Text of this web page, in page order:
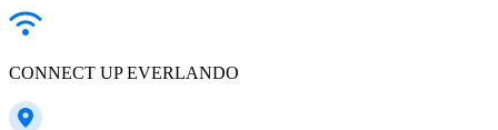
CONNECT UP EVERLANDO